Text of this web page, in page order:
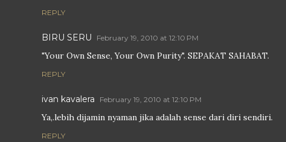
REPLY
BIRU SERU February 19, 2010 at 12:10 PM
"Your Own Sense, Your Own Purity". SEPAKAT SAHABAT.
REPLY
ivan kavalera February 19, 2010 at 12:10 PM
Ya,.lebih dijamin nyaman jika adalah sense dari diri sendiri.
REPLY